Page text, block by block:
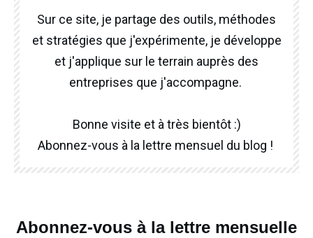
Sur ce site, je partage des outils, méthodes
et stratégies que j'expérimente, je développe
et j'applique sur le terrain auprès des
entreprises que j'accompagne.
Bonne visite et à très bientôt :)
Abonnez-vous à la lettre mensuel du blog !
Abonnez-vous à la lettre mensuelle